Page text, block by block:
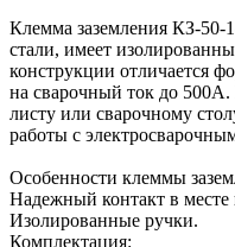
Клемма заземления КЗ-50-
стали, имеет
конструкции отличается
на сварочный ток до
листу или сварочному
работы с
Особенности клеммы
Надежный контакт в
Изолированные ручки.
Комплектация: